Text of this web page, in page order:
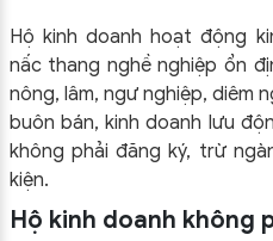
Hộ kinh doanh hoạt động
nấc thang nghề nghiệp ổn
nông, lâm, ngư nghiệp, diêm
buôn bán, kinh doanh lưu
không phải đăng ký, trừ
kiện.
Hộ kinh doanh không